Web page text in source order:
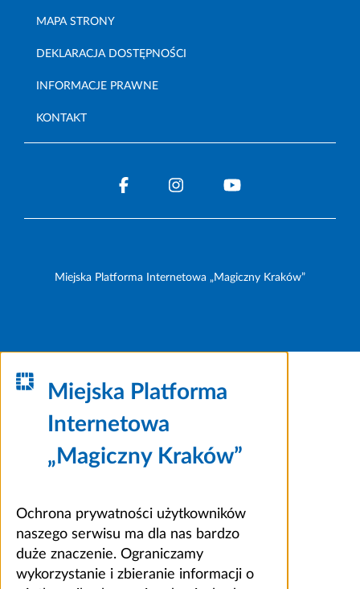
MAPA STRONY
DEKLARACJA DOSTĘPNOŚCI
INFORMACJE PRAWNE
KONTAKT
Miejska Platforma Internetowa „Magiczny Kraków”
Miejska Platforma
Internetowa
„Magiczny Kraków”
Ochrona prywatności użytkowników
naszego serwisu ma dla nas bardzo
duże znaczenie. Ograniczamy
wykorzystanie i zbieranie informacji o